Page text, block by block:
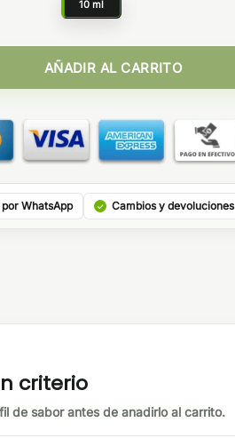
10 ml
cantidad
AÑADIR AL CARRITO
WhatsApp Cambios y devoluciones
criterio
de sabor antes de anadirlo al carrito.